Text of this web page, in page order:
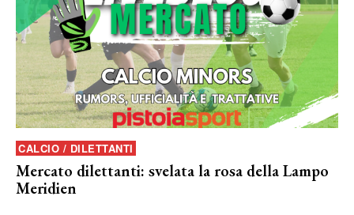
CALCIO / DILETTANTI
Mercato dilettanti: svelata la rosa della Lampo
Meridien